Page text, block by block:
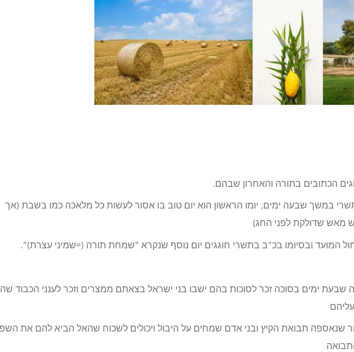
הכתובים בתורה והאחרון שבהם.
במשך שבעה ימים, יומו הראשון הוא יום טוב בו אסור לעשות כל מלאכה כמו בשבת (אך
מאש שדולקת לפני החג)
המועד ובסיומו בכ”ב בתשרי חוגגים יום נוסף שנקרא “שמחת תורה (=שמיני עצרת)”.
שבעת ימים בסוכה זכר לסוכות בהם ישבו בני ישראל בצאתם ממצרים וזכר לענני הכבוד
שנאספה תבואת הקיץ ובני אדם שמחים על היבול ויכולים לשכוח שהאל הביא להם את